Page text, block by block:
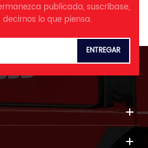
publicada, suscríbase,
lo que piensa.